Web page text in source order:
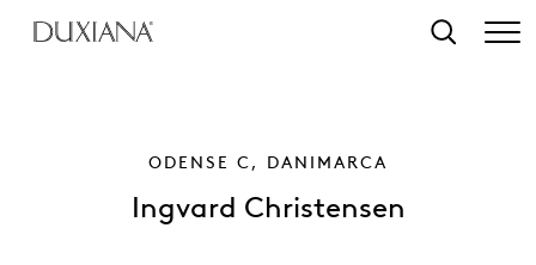
Ricerca
ODENSE C, DANIMARCA
Ingvard Christensen